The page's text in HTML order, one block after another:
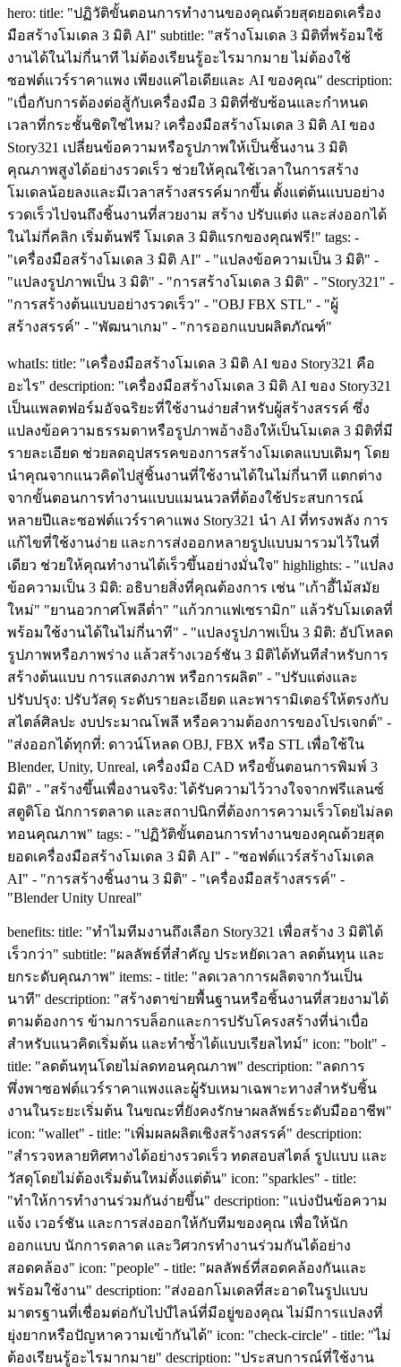
hero: title: "ปฏิวัติขั้นตอนการทำงานของคุณด้วยสุดยอดเครื่อง
มือสร้างโมเดล 3 มิติ AI" subtitle: "สร้างโมเดล 3 มิติที่พร้อมใช้
งานได้ในไม่กี่นาที ไม่ต้องเรียนรู้อะไรมากมาย ไม่ต้องใช้
ซอฟต์แวร์ราคาแพง เพียงแค่ไอเดียและ AI ของคุณ" description:
"เบื่อกับการต้องต่อสู้กับเครื่องมือ 3 มิติที่ซับซ้อนและกำหนด
เวลาที่กระชั้นชิดใช่ไหม? เครื่องมือสร้างโมเดล 3 มิติ AI ของ
Story321 เปลี่ยนข้อความหรือรูปภาพให้เป็นชิ้นงาน 3 มิติ
คุณภาพสูงได้อย่างรวดเร็ว ช่วยให้คุณใช้เวลาในการสร้าง
โมเดลน้อยลงและมีเวลาสร้างสรรค์มากขึ้น ตั้งแต่ต้นแบบอย่าง
รวดเร็วไปจนถึงชิ้นงานที่สวยงาม สร้าง ปรับแต่ง และส่งออกได้
ในไม่กี่คลิก เริ่มต้นฟรี โมเดล 3 มิติแรกของคุณฟรี!" tags: -
"เครื่องมือสร้างโมเดล 3 มิติ AI" - "แปลงข้อความเป็น 3 มิติ" -
"แปลงรูปภาพเป็น 3 มิติ" - "การสร้างโมเดล 3 มิติ" - "Story321" -
"การสร้างต้นแบบอย่างรวดเร็ว" - "OBJ FBX STL" - "ผู้
สร้างสรรค์" - "พัฒนาเกม" - "การออกแบบผลิตภัณฑ์"
whatIs: title: "เครื่องมือสร้างโมเดล 3 มิติ AI ของ Story321 คือ
อะไร" description: "เครื่องมือสร้างโมเดล 3 มิติ AI ของ Story321
เป็นแพลตฟอร์มอัจฉริยะที่ใช้งานง่ายสำหรับผู้สร้างสรรค์ ซึ่ง
แปลงข้อความธรรมดาหรือรูปภาพอ้างอิงให้เป็นโมเดล 3 มิติที่มี
รายละเอียด ช่วยลดอุปสรรคของการสร้างโมเดลแบบเดิมๆ โดย
นำคุณจากแนวคิดไปสู่ชิ้นงานที่ใช้งานได้ในไม่กี่นาที แตกต่าง
จากขั้นตอนการทำงานแบบแมนนวลที่ต้องใช้ประสบการณ์
หลายปีและซอฟต์แวร์ราคาแพง Story321 นำ AI ที่ทรงพลัง การ
แก้ไขที่ใช้งานง่าย และการส่งออกหลายรูปแบบมารวมไว้ในที่
เดียว ช่วยให้คุณทำงานได้เร็วขึ้นอย่างมั่นใจ" highlights: - "แปลง
ข้อความเป็น 3 มิติ: อธิบายสิ่งที่คุณต้องการ เช่น "เก้าอี้ไม้สมัย
ใหม่" "ยานอวกาศโพลีต่ำ" "แก้วกาแฟเซรามิก" แล้วรับโมเดลที่
พร้อมใช้งานได้ในไม่กี่นาที" - "แปลงรูปภาพเป็น 3 มิติ: อัปโหลด
รูปภาพหรือภาพร่าง แล้วสร้างเวอร์ชัน 3 มิติได้ทันทีสำหรับการ
สร้างต้นแบบ การแสดงภาพ หรือการผลิต" - "ปรับแต่งและ
ปรับปรุง: ปรับวัสดุ ระดับรายละเอียด และพารามิเตอร์ให้ตรงกับ
สไตล์ศิลปะ งบประมาณโพลี หรือความต้องการของโปรเจกต์" -
"ส่งออกได้ทุกที่: ดาวน์โหลด OBJ, FBX หรือ STL เพื่อใช้ใน
Blender, Unity, Unreal, เครื่องมือ CAD หรือขั้นตอนการพิมพ์ 3
มิติ" - "สร้างขึ้นเพื่องานจริง: ได้รับความไว้วางใจจากฟรีแลนซ์
สตูดิโอ นักการตลาด และสถาปนิกที่ต้องการความเร็วโดยไม่ลด
ทอนคุณภาพ" tags: - "ปฏิวัติขั้นตอนการทำงานของคุณด้วยสุด
ยอดเครื่องมือสร้างโมเดล 3 มิติ AI" - "ซอฟต์แวร์สร้างโมเดล
AI" - "การสร้างชิ้นงาน 3 มิติ" - "เครื่องมือสร้างสรรค์" -
"Blender Unity Unreal"
benefits: title: "ทำไมทีมงานถึงเลือก Story321 เพื่อสร้าง 3 มิติได้
เร็วกว่า" subtitle: "ผลลัพธ์ที่สำคัญ ประหยัดเวลา ลดต้นทุน และ
ยกระดับคุณภาพ" items: - title: "ลดเวลาการผลิตจากวันเป็น
นาที" description: "สร้างตาข่ายพื้นฐานหรือชิ้นงานที่สวยงามได้
ตามต้องการ ข้ามการบล็อกและการปรับโครงสร้างที่น่าเบื่อ
สำหรับแนวคิดเริ่มต้น และทำซ้ำได้แบบเรียลไทม์" icon: "bolt" -
title: "ลดต้นทุนโดยไม่ลดทอนคุณภาพ" description: "ลดการ
พึ่งพาซอฟต์แวร์ราคาแพงและผู้รับเหมาเฉพาะทางสำหรับชิ้น
งานในระยะเริ่มต้น ในขณะที่ยังคงรักษาผลลัพธ์ระดับมืออาชีพ"
icon: "wallet" - title: "เพิ่มผลผลิตเชิงสร้างสรรค์" description:
"สำรวจหลายทิศทางได้อย่างรวดเร็ว ทดสอบสไตล์ รูปแบบ และ
วัสดุโดยไม่ต้องเริ่มต้นใหม่ตั้งแต่ต้น" icon: "sparkles" - title:
"ทำให้การทำงานร่วมกันง่ายขึ้น" description: "แบ่งปันข้อความ
แจ้ง เวอร์ชัน และการส่งออกให้กับทีมของคุณ เพื่อให้นัก
ออกแบบ นักการตลาด และวิศวกรทำงานร่วมกันได้อย่าง
สอดคล้อง" icon: "people" - title: "ผลลัพธ์ที่สอดคล้องกันและ
พร้อมใช้งาน" description: "ส่งออกโมเดลที่สะอาดในรูปแบบ
มาตรฐานที่เชื่อมต่อกับไปป์ไลน์ที่มีอยู่ของคุณ ไม่มีการแปลงที่
ยุ่งยากหรือปัญหาความเข้ากันได้" icon: "check-circle" - title: "ไม่
ต้องเรียนรู้อะไรมากมาย" description: "ประสบการณ์ที่ใช้งาน